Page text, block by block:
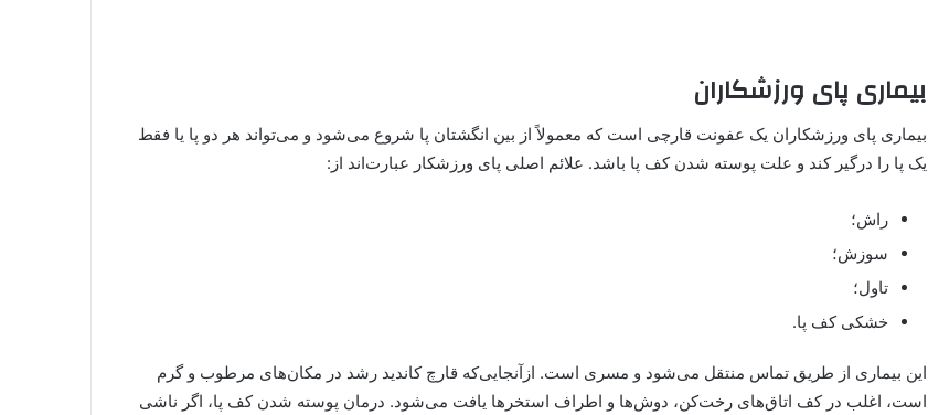
بیماری پای ورزشکاران
بیماری پای ورزشکاران یک عفونت قارچی است که معمولاً از بین انگشتان پا شروع می‌شود و می‌تواند هر دو پا یا فقط
یک پا را درگیر کند و علت پوسته شدن کف پا باشد. علائم اصلی پای ورزشکار عبارت‌اند از:
راش؛
سوزش؛
تاول؛
خشکی کف پا.
این بیماری از طریق تماس منتقل می‌شود و مسری است. ازآنجایی‌که قارچ کاندید رشد در مکان‌های مرطوب و گرم
است، اغلب در کف اتاق‌های رخت‌کن، دوش‌ها و اطراف استخرها یافت می‌شود. درمان پوسته شدن کف پا، اگر ناشی